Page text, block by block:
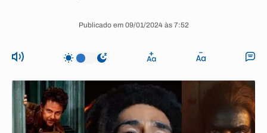
Publicado em 09/01/2024 às 7:52